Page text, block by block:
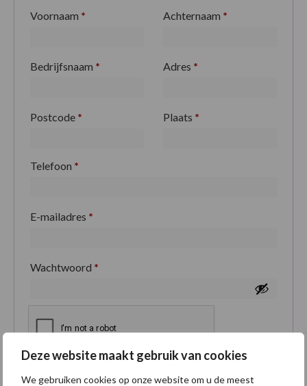
Deze website maakt gebruik van cookies
We gebruiken cookies op onze website om u de meest
Voornaam * Achternaam *
Bedrijfsnaam * Adres *
Postcode * Plaats *
Telefoon *
E-mailadres *
Wachtwoord *
Je persoonlijke gegevens worden gebruikt om je